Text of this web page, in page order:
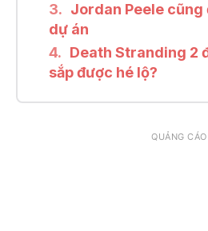
Jordan Peele cũng
dự án
Death Stranding 2
sắp được hé lộ?
QUẢNG CÁO